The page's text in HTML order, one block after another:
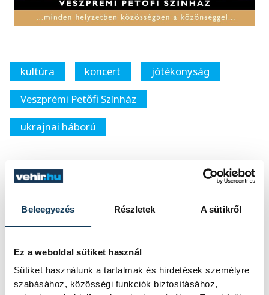
Beleegyezés Részletek A sütikről
Ez a weboldal sütiket használ
Sütiket használunk a tartalmak és hirdetések személyre
szabásához, közösségi funkciók biztosításához,
kultúra koncert
jótékonyság
Veszprémi Petőfi Színház
ukrajnai háború
vehir.hu